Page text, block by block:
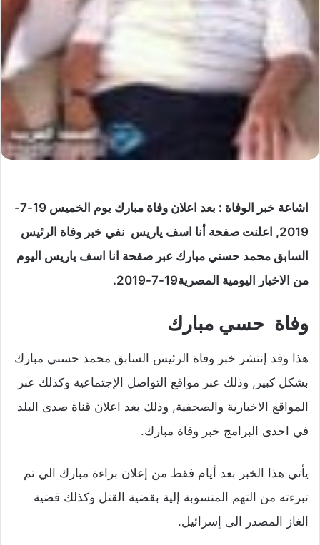
اشاعة خبر الوفاة : بعد اعلان وفاة مبارك يوم الخميس 19-7-
2019, اعلنت صفحة أنا اسف ياريس نفي خبر وفاة الرئيس
السابق محمد حسني مبارك عبر صفحة انا اسف ياريس اليوم
من الاخبار اليومية المصرية19-7-2019.
وفاة حسي مبارك
هذا وقد إنتشر خبر وفاة الرئيس السابق محمد حسني مبارك
بشكل كبير, وذلك عبر مواقع التواصل الإجتماعية وكذلك عبر
المواقع الاخبارية والصحفية, وذلك بعد اعلان قناة صدى البلد
في احدى البرامج خبر وفاة مبارك.
يأتي هذا الخبر بعد أيام فقط من إعلان براءة مبارك الي تم
تبرءته من التهم المنسوبة إلية بقضية القتل وكذلك قضية
الغاز المصدر الى إسرائيل.